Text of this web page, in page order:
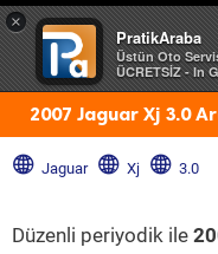
×
PratikAraba
Üstün Oto
ÜCRETSİZ - In
2007 Jaguar Xj 3.0
Jaguar Xj 3.0
Düzenli periyodik ile